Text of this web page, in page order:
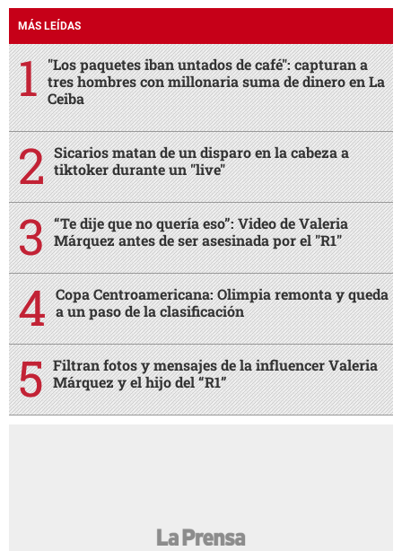
MÁS LEÍDAS
"Los paquetes iban untados de café": capturan a
tres hombres con millonaria suma de dinero en La
Ceiba
Sicarios matan de un disparo en la cabeza a
tiktoker durante un "live"
“Te dije que no quería eso”: Video de Valeria
Márquez antes de ser asesinada por el "R1"
Copa Centroamericana: Olimpia remonta y queda
a un paso de la clasificación
Filtran fotos y mensajes de la influencer Valeria
Márquez y el hijo del “R1”